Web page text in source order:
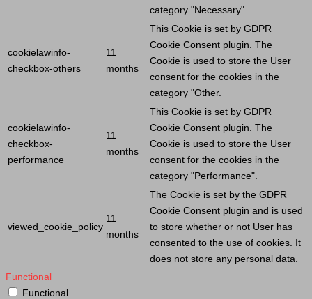
category "Necessary".
cookielawinfo-
checkbox-others
11
months
This Cookie is set by GDPR
Cookie Consent plugin. The
Cookie is used to store the User
consent for the cookies in the
category "Other.
cookielawinfo-
checkbox-
performance
11
months
This Cookie is set by GDPR
Cookie Consent plugin. The
Cookie is used to store the User
consent for the cookies in the
category "Performance".
viewed_cookie_policy
11
months
The Cookie is set by the GDPR
Cookie Consent plugin and is used
to store whether or not User has
consented to the use of cookies. It
does not store any personal data.
Functional
Functional